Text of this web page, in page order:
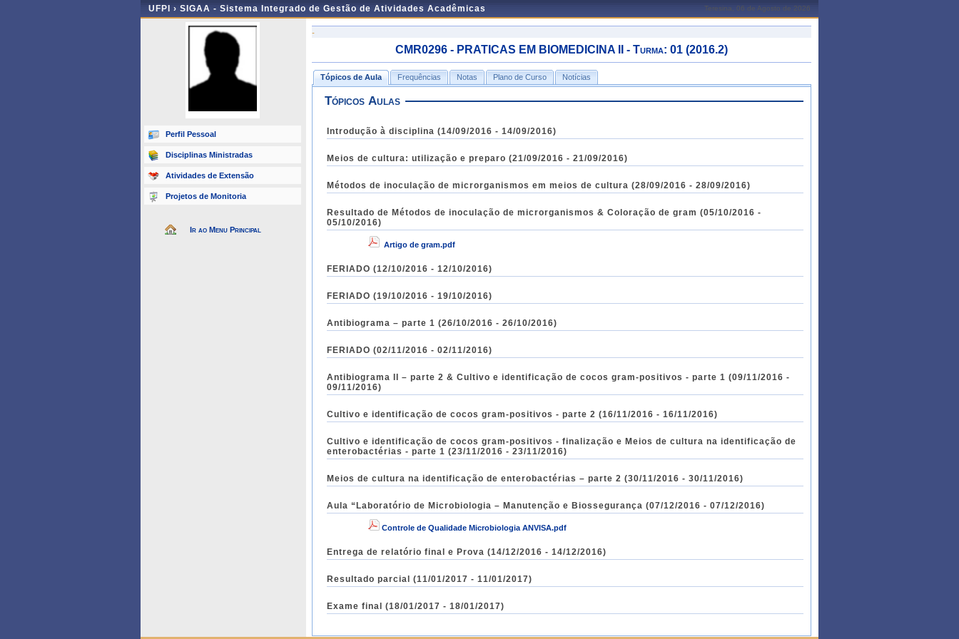
UFPI › SIGAA - Sistema Integrado de Gestão de Atividades Acadêmicas Teresina, 06 de Agosto de 2026
Perfil Pessoal
Disciplinas Ministradas
Atividades de Extensão
Projetos de Monitoria
Ir ao Menu Principal
-
CMR0296 - PRATICAS EM BIOMEDICINA II - Turma: 01 (2016.2)
Tópicos de Aula Frequências Notas Plano de Curso Notícias
Tópicos Aulas
Introdução à disciplina (14/09/2016 - 14/09/2016)
Meios de cultura: utilização e preparo (21/09/2016 - 21/09/2016)
Métodos de inoculação de microrganismos em meios de cultura (28/09/2016 - 28/09/2016)
Resultado de Métodos de inoculação de microrganismos & Coloração de gram (05/10/2016 -
05/10/2016)
Artigo de gram.pdf
FERIADO (12/10/2016 - 12/10/2016)
FERIADO (19/10/2016 - 19/10/2016)
Antibiograma – parte 1 (26/10/2016 - 26/10/2016)
FERIADO (02/11/2016 - 02/11/2016)
Antibiograma II – parte 2 & Cultivo e identificação de cocos gram-positivos - parte 1 (09/11/2016 -
09/11/2016)
Cultivo e identificação de cocos gram-positivos - parte 2 (16/11/2016 - 16/11/2016)
Cultivo e identificação de cocos gram-positivos - finalização e Meios de cultura na identificação de
enterobactérias - parte 1 (23/11/2016 - 23/11/2016)
Meios de cultura na identificação de enterobactérias – parte 2 (30/11/2016 - 30/11/2016)
Aula “Laboratório de Microbiologia – Manutenção e Biossegurança (07/12/2016 - 07/12/2016)
Controle de Qualidade Microbiologia ANVISA.pdf
Entrega de relatório final e Prova (14/12/2016 - 14/12/2016)
Resultado parcial (11/01/2017 - 11/01/2017)
Exame final (18/01/2017 - 18/01/2017)